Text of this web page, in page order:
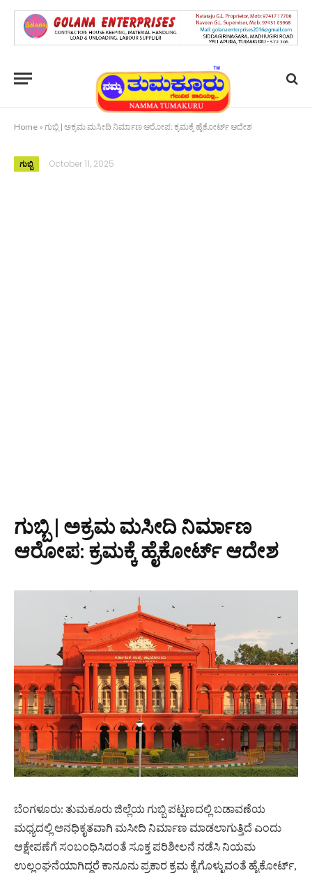
Home » ಗುಬ್ಬಿ | ಅಕ್ರಮ ಮಸೀದಿ ನಿರ್ಮಾಣ ಆರೋಪ: ಕ್ರಮಕ್ಕೆ ಹೈಕೋರ್ಟ್ ಆದೇಶ
ಗುಬ್ಬಿ October 11, 2025
ಗುಬ್ಬಿ | ಅಕ್ರಮ ಮಸೀದಿ ನಿರ್ಮಾಣ
ಆರೋಪ: ಕ್ರಮಕ್ಕೆ ಹೈಕೋರ್ಟ್ ಆದೇಶ
ಬೆಂಗಳೂರು: ತುಮಕೂರು ಜಿಲ್ಲೆಯ ಗುಬ್ಬಿ ಪಟ್ಟಣದಲ್ಲಿ ಬಡಾವಣೆಯ
ಮಧ್ಯದಲ್ಲಿ ಅನಧಿಕೃತವಾಗಿ ಮಸೀದಿ ನಿರ್ಮಾಣ ಮಾಡಲಾಗುತ್ತಿದೆ ಎಂದು
ಆಕ್ಷೇಪಣೆಗೆ ಸಂಬಂಧಿಸಿದಂತೆ ಸೂಕ್ತ ಪರಿಶೀಲನೆ ನಡೆಸಿ ನಿಯಮ
ಉಲ್ಲಂಘನೆಯಾಗಿದ್ದರೆ ಕಾನೂನು ಪ್ರಕಾರ ಕ್ರಮ ಕೈಗೊಳ್ಳುವಂತೆ ಹೈಕೋರ್ಟ್‌,